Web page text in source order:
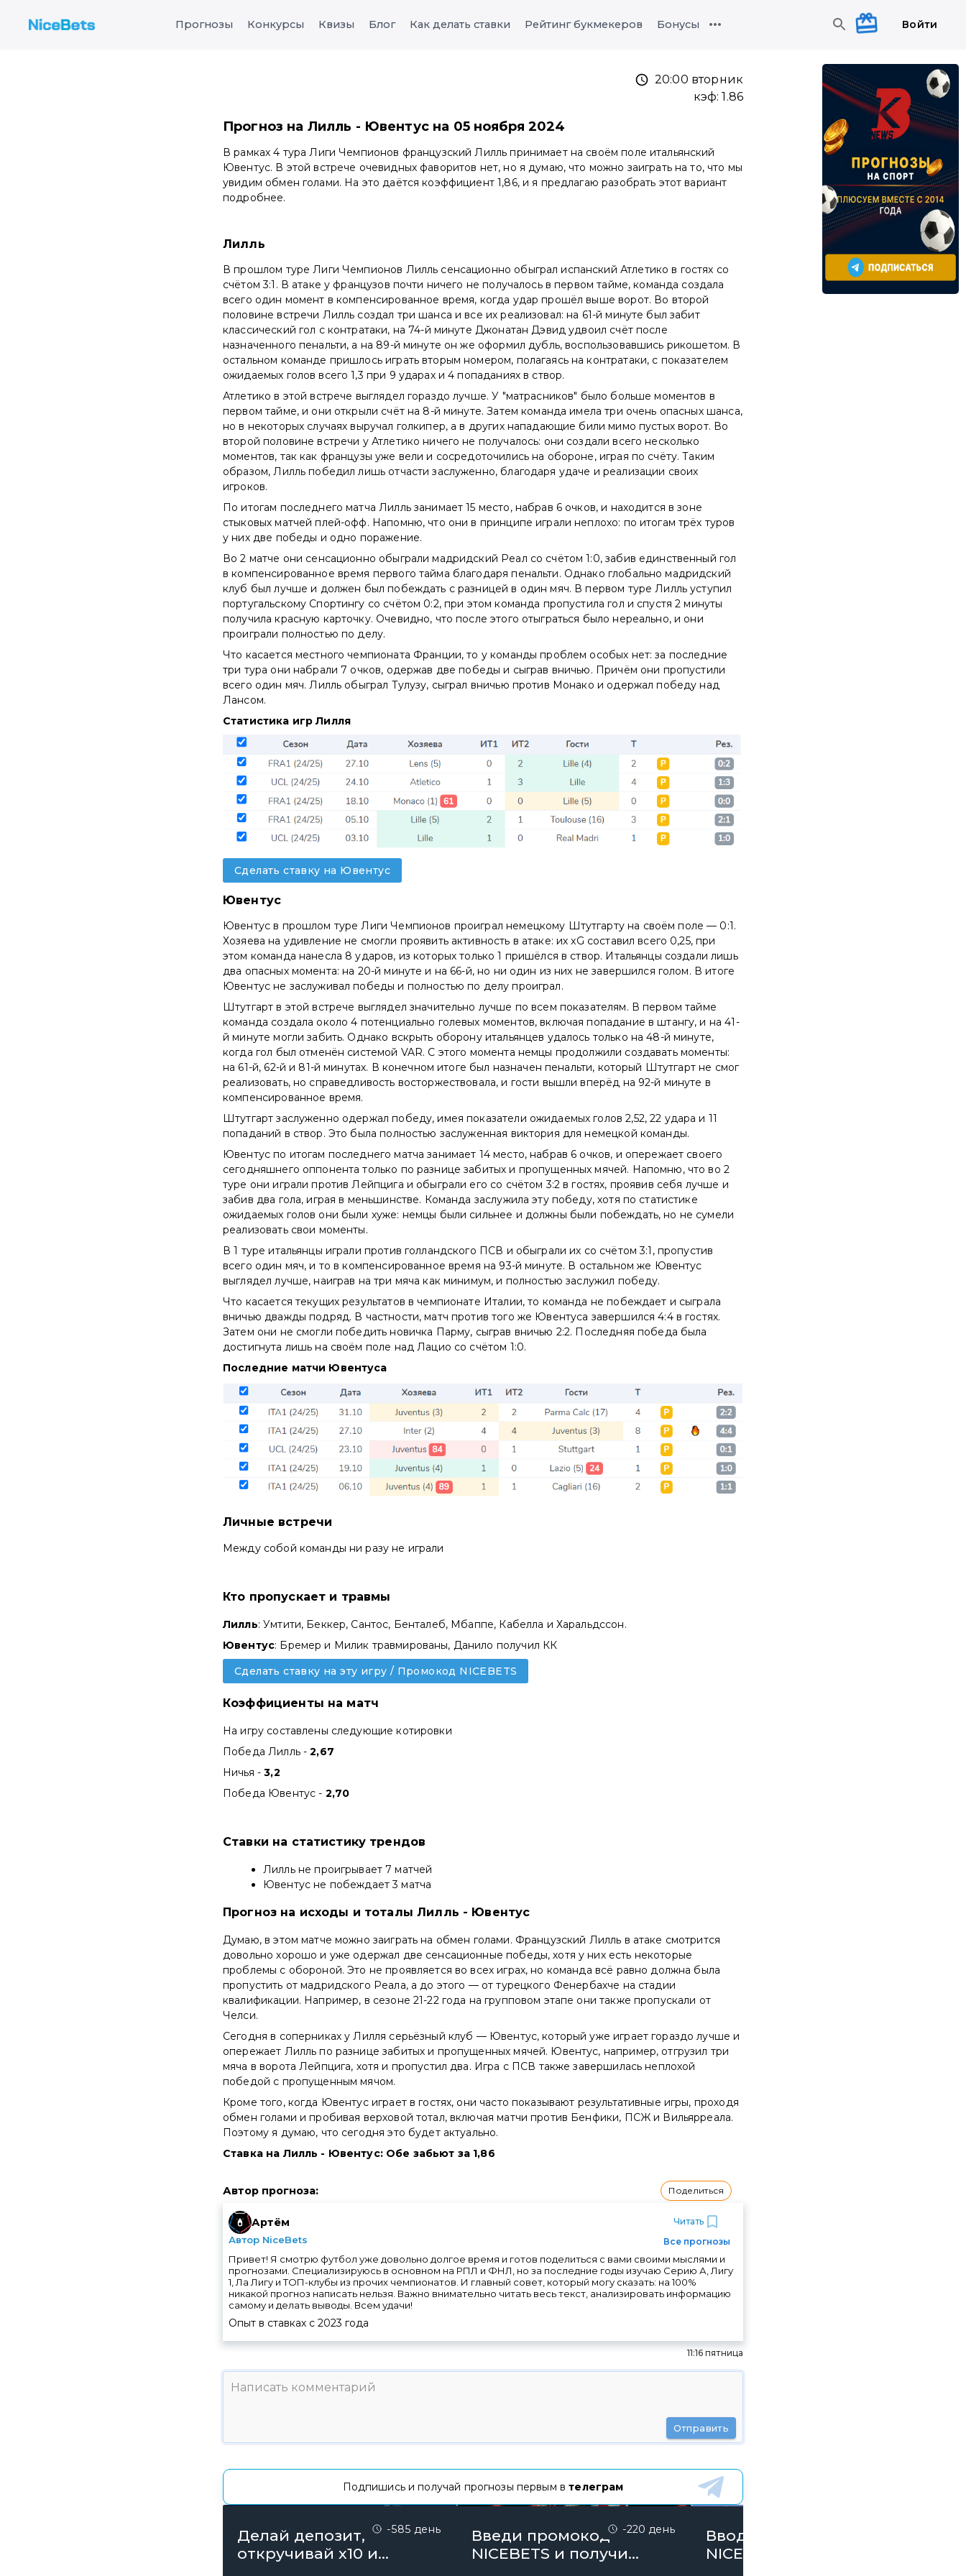
Прогнозы Конкурсы Квизы Блог Как делать ставки Рейтинг букмекеров Бонусы Войти
20:00 вторник
кэф:1.86
Прогноз на Лилль - Ювентус на 05 ноября 2024
В рамках 4 тура Лиги Чемпионов французский Лилль принимает на своём поле итальянский
Ювентус. В этой встрече очевидных фаворитов нет, но я думаю, что можно заиграть на то, что мы
увидим обмен голами. На это даётся коэффициент 1,86, и я предлагаю разобрать этот вариант
подробнее.
Лилль
В прошлом туре Лиги Чемпионов Лилль сенсационно обыграл испанский Атлетико в гостях со
счётом 3:1. В атаке у французов почти ничего не получалось в первом тайме, команда создала
всего один момент в компенсированное время, когда удар прошёл выше ворот. Во второй
половине встречи Лилль создал три шанса и все их реализовал: на 61-й минуте был забит
классический гол с контратаки, на 74-й минуте Джонатан Дэвид удвоил счёт после
назначенного пенальти, а на 89-й минуте он же оформил дубль, воспользовавшись рикошетом. В
остальном команде пришлось играть вторым номером, полагаясь на контратаки, с показателем
ожидаемых голов всего 1,3 при 9 ударах и 4 попаданиях в створ.
Атлетико в этой встрече выглядел гораздо лучше. У "матрасников" было больше моментов в
первом тайме, и они открыли счёт на 8-й минуте. Затем команда имела три очень опасных шанса,
но в некоторых случаях выручал голкипер, а в других нападающие били мимо пустых ворот. Во
второй половине встречи у Атлетико ничего не получалось: они создали всего несколько
моментов, так как французы уже вели и сосредоточились на обороне, играя по счёту. Таким
образом, Лилль победил лишь отчасти заслуженно, благодаря удаче и реализации своих
игроков.
По итогам последнего матча Лилль занимает 15 место, набрав 6 очков, и находится в зоне
стыковых матчей плей-офф. Напомню, что они в принципе играли неплохо: по итогам трёх туров
у них две победы и одно поражение.
Во 2 матче они сенсационно обыграли мадридский Реал со счётом 1:0, забив единственный гол
в компенсированное время первого тайма благодаря пенальти. Однако глобально мадридский
клуб был лучше и должен был побеждать с разницей в один мяч. В первом туре Лилль уступил
португальскому Спортингу со счётом 0:2, при этом команда пропустила гол и спустя 2 минуты
получила красную карточку. Очевидно, что после этого отыграться было нереально, и они
проиграли полностью по делу.
Что касается местного чемпионата Франции, то у команды проблем особых нет: за последние
три тура они набрали 7 очков, одержав две победы и сыграв вничью. Причём они пропустили
всего один мяч. Лилль обыграл Тулузу, сыграл вничью против Монако и одержал победу над
Лансом.
Статистика игр Лилля
Сделать ставку на Ювентус
Ювентус
Ювентус в прошлом туре Лиги Чемпионов проиграл немецкому Штутгарту на своём поле — 0:1.
Хозяева на удивление не смогли проявить активность в атаке: их xG составил всего 0,25, при
этом команда нанесла 8 ударов, из которых только 1 пришёлся в створ. Итальянцы создали лишь
два опасных момента: на 20-й минуте и на 66-й, но ни один из них не завершился голом. В итоге
Ювентус не заслуживал победы и полностью по делу проиграл.
Штутгарт в этой встрече выглядел значительно лучше по всем показателям. В первом тайме
команда создала около 4 потенциально голевых моментов, включая попадание в штангу, и на 41-
й минуте могли забить. Однако вскрыть оборону итальянцев удалось только на 48-й минуте,
когда гол был отменён системой VAR. С этого момента немцы продолжили создавать моменты:
на 61-й, 62-й и 81-й минутах. В конечном итоге был назначен пенальти, который Штутгарт не смог
реализовать, но справедливость восторжествовала, и гости вышли вперёд на 92-й минуте в
компенсированное время.
Штутгарт заслуженно одержал победу, имея показатели ожидаемых голов 2,52, 22 удара и 11
попаданий в створ. Это была полностью заслуженная виктория для немецкой команды.
Ювентус по итогам последнего матча занимает 14 место, набрав 6 очков, и опережает своего
сегодняшнего оппонента только по разнице забитых и пропущенных мячей. Напомню, что во 2
туре они играли против Лейпцига и обыграли его со счётом 3:2 в гостях, проявив себя лучше и
забив два гола, играя в меньшинстве. Команда заслужила эту победу, хотя по статистике
ожидаемых голов они были хуже: немцы были сильнее и должны были побеждать, но не сумели
реализовать свои моменты.
В 1 туре итальянцы играли против голландского ПСВ и обыграли их со счётом 3:1, пропустив
всего один мяч, и то в компенсированное время на 93-й минуте. В остальном же Ювентус
выглядел лучше, наиграв на три мяча как минимум, и полностью заслужил победу.
Что касается текущих результатов в чемпионате Италии, то команда не побеждает и сыграла
вничью дважды подряд. В частности, матч против того же Ювентуса завершился 4:4 в гостях.
Затем они не смогли победить новичка Парму, сыграв вничью 2:2. Последняя победа была
достигнута лишь на своём поле над Лацио со счётом 1:0.
Последние матчи Ювентуса
Личные встречи
Между собой команды ни разу не играли
Кто пропускает и травмы
Лилль: Умтити, Беккер, Сантос, Бенталеб, Мбаппе, Кабелла и Харальдссон.
Ювентус: Бремер и Милик травмированы, Данило получил КК
Сделать ставку на эту игру / Промокод NICEBETS
Коэффициенты на матч
На игру составлены следующие котировки
Победа Лилль -2,67
Ничья -3,2
Победа Ювентус - 2,70
Ставки на статистику трендов
Лилль не проигрывает 7 матчей
Ювентус не побеждает 3 матча
Прогноз на исходы и тоталы Лилль - Ювентус
Думаю, в этом матче можно заиграть на обмен голами. Французский Лилль в атаке смотрится
довольно хорошо и уже одержал две сенсационные победы, хотя у них есть некоторые
проблемы с обороной. Это не проявляется во всех играх, но команда всё равно должна была
пропустить от мадридского Реала, а до этого — от турецкого Фенербахче на стадии
квалификации. Например, в сезоне 21-22 года на групповом этапе они также пропускали от
Челси.
Сегодня в соперниках у Лилля серьёзный клуб — Ювентус, который уже играет гораздо лучше и
опережает Лилль по разнице забитых и пропущенных мячей. Ювентус, например, отгрузил три
мяча в ворота Лейпцига, хотя и пропустил два. Игра с ПСВ также завершилась неплохой
победой с пропущенным мячом.
Кроме того, когда Ювентус играет в гостях, они часто показывают результативные игры, проходя
обмен голами и пробивая верховой тотал, включая матчи против Бенфики, ПСЖ и Вильярреала.
Поэтому я думаю, что сегодня это будет актуально.
Ставка на Лилль - Ювентус: Обе забьют за 1,86
Автор прогноза: Поделиться
Артём
Автор NiceBets
Читать
Все прогнозы
Привет! Я смотрю футбол уже довольно долгое время и готов поделиться с вами своими мыслями и
прогнозами. Специализируюсь в основном на РПЛ и ФНЛ, но за последние годы изучаю Серию А, Лигу
1, Ла Лигу и ТОП-клубы из прочих чемпионатов. И главный совет, который могу сказать: на 100%
никакой прогноз написать нельзя. Важно внимательно читать весь текст, анализировать информацию
самому и делать выводы. Всем удачи!
Опыт в ставках с 2023 года
11:16 пятница
Отправить
Подпишись и получай прогнозы первым втелеграм
-585 день
Делай депозит,
откручивай х10 и
-220 день
Введи промокод
NICEBETS и получи
Вводи Промокод
NICE15000 и забирай